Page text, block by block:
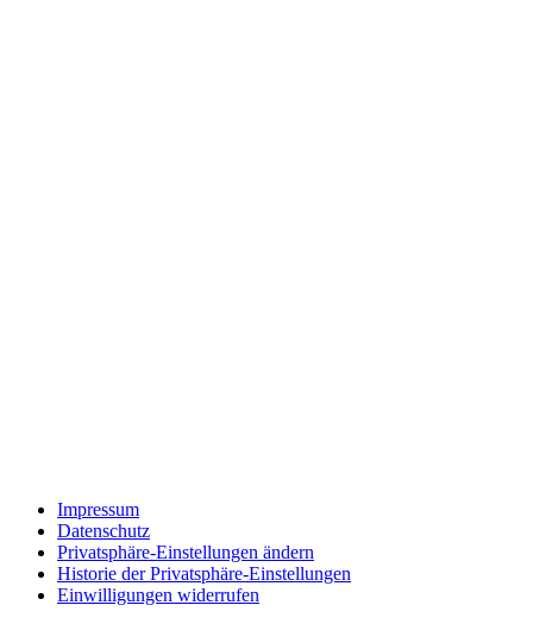
Impressum
Datenschutz
Privatsphäre-Einstellungen ändern
Historie der Privatsphäre-Einstellungen
Einwilligungen widerrufen